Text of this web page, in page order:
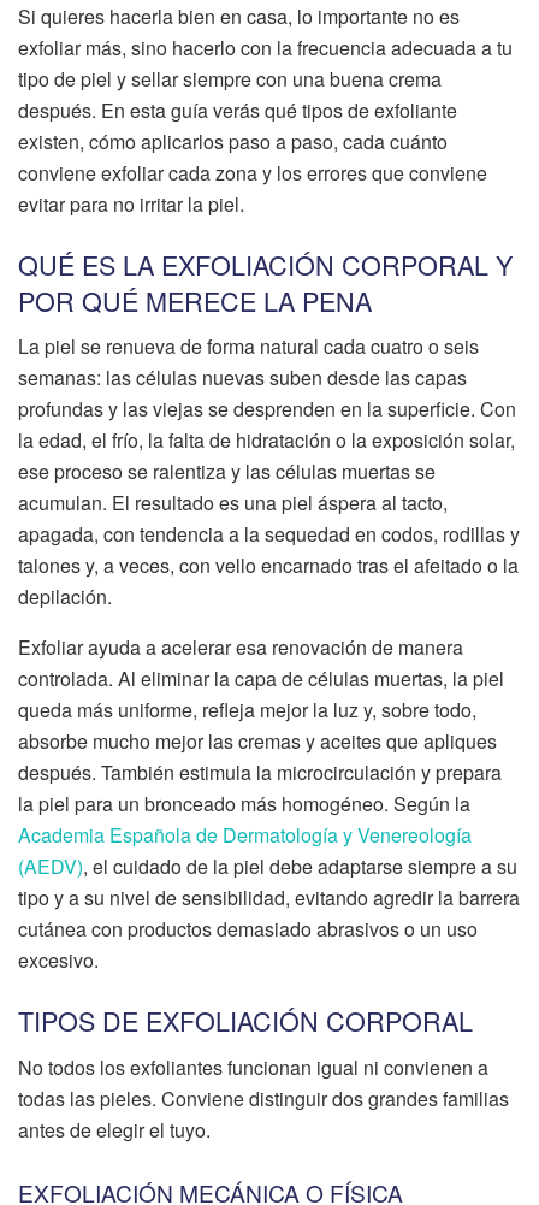
Si quieres hacerla bien en casa, lo importante no es
exfoliar más, sino hacerlo con la frecuencia adecuada a tu
tipo de piel y sellar siempre con una buena crema
después. En esta guía verás qué tipos de exfoliante
existen, cómo aplicarlos paso a paso, cada cuánto
conviene exfoliar cada zona y los errores que conviene
evitar para no irritar la piel.
QUÉ ES LA EXFOLIACIÓN CORPORAL Y
POR QUÉ MERECE LA PENA
La piel se renueva de forma natural cada cuatro o seis
semanas: las células nuevas suben desde las capas
profundas y las viejas se desprenden en la superficie. Con
la edad, el frío, la falta de hidratación o la exposición solar,
ese proceso se ralentiza y las células muertas se
acumulan. El resultado es una piel áspera al tacto,
apagada, con tendencia a la sequedad en codos, rodillas y
talones y, a veces, con vello encarnado tras el afeitado o la
depilación.
Exfoliar ayuda a acelerar esa renovación de manera
controlada. Al eliminar la capa de células muertas, la piel
queda más uniforme, refleja mejor la luz y, sobre todo,
absorbe mucho mejor las cremas y aceites que apliques
después. También estimula la microcirculación y prepara
la piel para un bronceado más homogéneo. Según la
Academia Española de Dermatología y Venereología
(AEDV), el cuidado de la piel debe adaptarse siempre a su
tipo y a su nivel de sensibilidad, evitando agredir la barrera
cutánea con productos demasiado abrasivos o un uso
excesivo.
TIPOS DE EXFOLIACIÓN CORPORAL
No todos los exfoliantes funcionan igual ni convienen a
todas las pieles. Conviene distinguir dos grandes familias
antes de elegir el tuyo.
EXFOLIACIÓN MECÁNICA O FÍSICA